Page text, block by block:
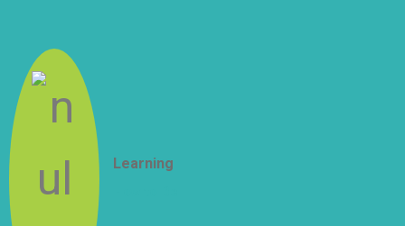
Learning